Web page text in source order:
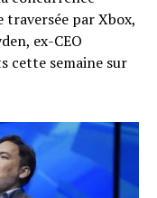
traversée par Xbox,
ex-CEO
cette semaine sur